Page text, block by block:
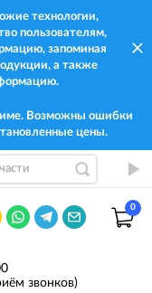
технологии,
пользователям,
запоминая
а также
Возможны ошибки
цены.
0
звонков)